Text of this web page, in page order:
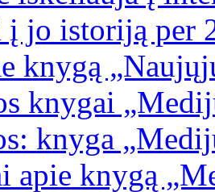
į jo istoriją per
knygą
knygai
knyga
apie knygą